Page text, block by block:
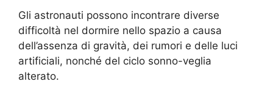
Gli astronauti possono incontrare diverse
difficoltà nel dormire nello spazio a causa
dell’assenza di gravità, dei rumori e delle luci
artificiali, nonché del ciclo sonno-veglia
alterato.